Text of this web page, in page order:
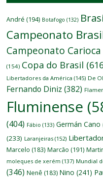
André (194) Botafogo (132)
Campeonato
Campeonato Carioca
(154) Copa do Brasil
Libertadores da América (145) De
Fernando Diniz (382)
Fluminense
(404) Fábio (133) Germán Cano
(233) Laranjeiras (152)
Marcelo (183) Marcão (191)
moleques de xerém (137) Mundial
(346) Nenê (183) Nino (241)